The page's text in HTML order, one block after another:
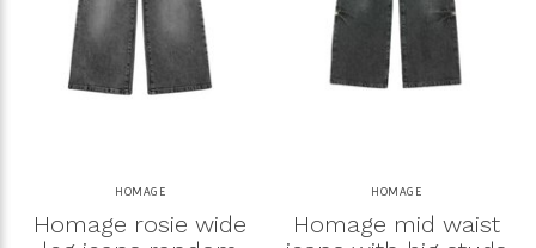
HOMAGE
Homage rosie wide
HOMAGE
Homage mid waist